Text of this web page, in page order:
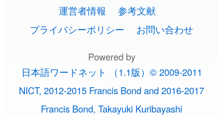
2026-08-06 「大筋」のイメージを追加しました
2026-08-06 「 翌朝」のイメージを追加しました User feedback
」のイメージを追加しました
2026-08-06 「研究熱心 」のイメージを追加しまし
ひらがなの書き方・書き順
カタカナの書き方・書き順
スラングの意味・語源・例文・英語・
類語・反対語辞書
画数別なまえ漢字一覧
名前イメージイラスト一覧
イメージ・印象から漢字や熟語を探す
英単語リスニングテスト
英語の意味・発音の違い
略語の正式名称・意味・発音辞典
韓国語手書き入力
外国語翻訳ツール
プレミアリーグ選手名一覧
WEリーグ選手名一覧
東京オリンピック選手名一覧
有名人名前読みクイズ（毎日更新）
四字熟語デイリー穴埋めクイズ（毎日
更新）
四字熟語パズルゲーム
す。
漢字読み方検索ブックマークレット
英語・カタカナ語意味検索ブックマー
クレット
特殊文字・記号検索ブックマークレッ
その他の便利ツールです。
絵文字の意味と使い方
トレンドワード・イメージギャラリ
ー
運営者情報
参考文献
プライバシーポリシー
お問い合わせ
Powered by
日本語ワードネット （1.1版）© 2009-2011
NICT, 2012-2015 Francis Bond and 2016-2017
Francis Bond, Takayuki Kuribayashi